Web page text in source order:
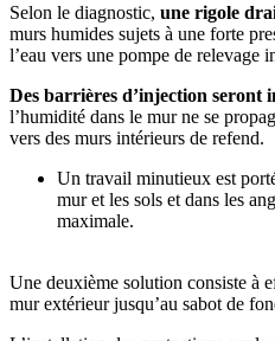
Selon le diagnostic, une rigole
murs humides sujets à une forte
l’eau vers une pompe de relevage
Des barrières d’injection seront
l’humidité dans le mur ne se
vers des murs intérieurs de refend.
Un travail minutieux est
mur et les sols et dans les
maximale.
Une deuxième solution consiste à
mur extérieur jusqu’au sabot de